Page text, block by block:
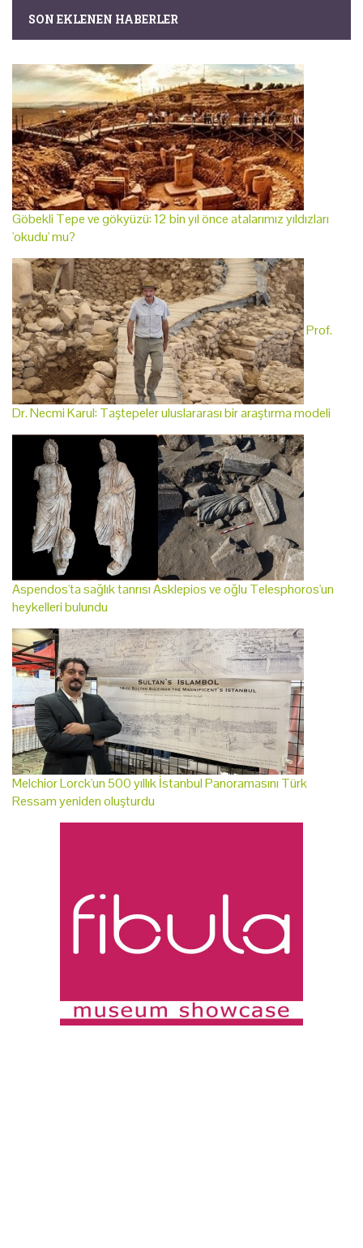
SON EKLENEN HABERLER
Göbekli Tepe ve gökyüzü: 12 bin yıl önce atalarımız yıldızları
'okudu' mu?
Prof.
Dr. Necmi Karul: Taştepeler uluslararası bir araştırma modeli
Aspendos'ta sağlık tanrısı Asklepios ve oğlu Telesphoros'un
heykelleri bulundu
Melchior Lorck'un 500 yıllık İstanbul Panoramasını Türk
Ressam yeniden oluşturdu